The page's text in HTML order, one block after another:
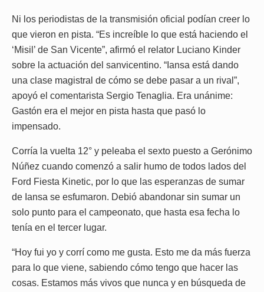
Ni los periodistas de la transmisión oficial podían creer lo
que vieron en pista. “Es increíble lo que está haciendo el
‘Misil’ de San Vicente”, afirmó el relator Luciano Kinder
sobre la actuación del sanvicentino. “Iansa está dando
una clase magistral de cómo se debe pasar a un rival”,
apoyó el comentarista Sergio Tenaglia. Era unánime:
Gastón era el mejor en pista hasta que pasó lo
impensado.
Corría la vuelta 12° y peleaba el sexto puesto a Gerónimo
Núñez cuando comenzó a salir humo de todos lados del
Ford Fiesta Kinetic, por lo que las esperanzas de sumar
de Iansa se esfumaron. Debió abandonar sin sumar un
solo punto para el campeonato, que hasta esa fecha lo
tenía en el tercer lugar.
“Hoy fui yo y corrí como me gusta. Esto me da más fuerza
para lo que viene, sabiendo cómo tengo que hacer las
cosas. Estamos más vivos que nunca y en búsqueda de